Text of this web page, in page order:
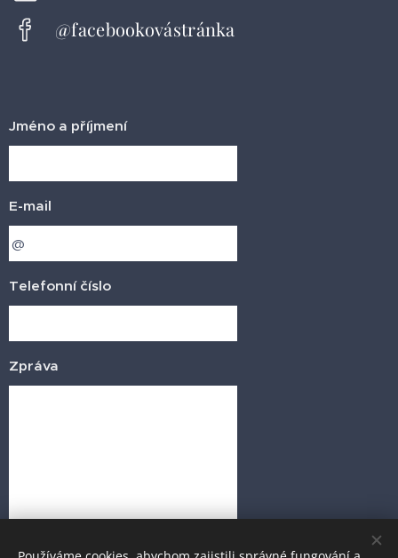
@facebookovástránka
Jméno a příjmení
E-mail
Telefonní číslo
Zpráva
Odeslat